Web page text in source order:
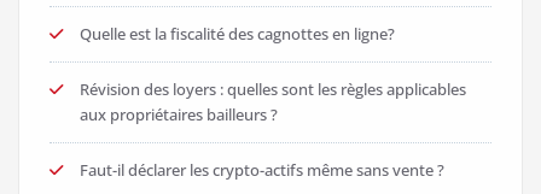
Quelle est la fiscalité des cagnottes en ligne?
Révision des loyers : quelles sont les règles applicables
aux propriétaires bailleurs ?
Faut-il déclarer les crypto-actifs même sans vente ?